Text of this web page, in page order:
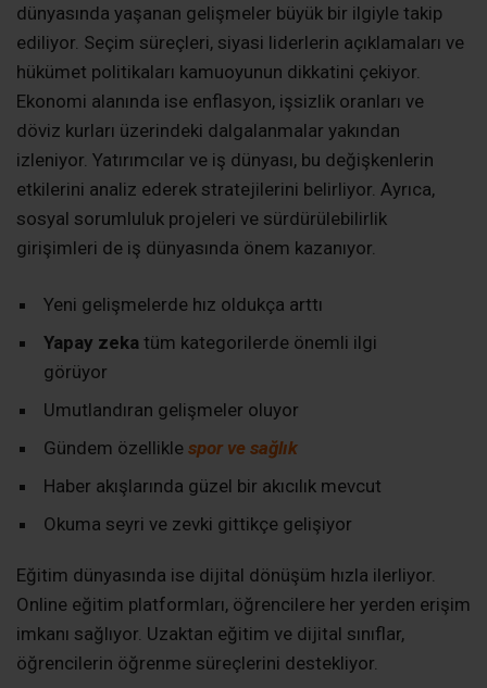
dünyasında yaşanan gelişmeler büyük bir ilgiyle takip
ediliyor. Seçim süreçleri, siyasi liderlerin açıklamaları ve
hükümet politikaları kamuoyunun dikkatini çekiyor.
Ekonomi alanında ise enflasyon, işsizlik oranları ve
döviz kurları üzerindeki dalgalanmalar yakından
izleniyor. Yatırımcılar ve iş dünyası, bu değişkenlerin
etkilerini analiz ederek stratejilerini belirliyor. Ayrıca,
sosyal sorumluluk projeleri ve sürdürülebilirlik
girişimleri de iş dünyasında önem kazanıyor.
Yeni gelişmelerde hız oldukça arttı
Yapay zeka tüm kategorilerde önemli ilgi
görüyor
Umutlandıran gelişmeler oluyor
Gündem özellikle spor ve sağlık
Haber akışlarında güzel bir akıcılık mevcut
Okuma seyri ve zevki gittikçe gelişiyor
Eğitim dünyasında ise dijital dönüşüm hızla ilerliyor.
Online eğitim platformları, öğrencilere her yerden erişim
imkanı sağlıyor. Uzaktan eğitim ve dijital sınıflar,
öğrencilerin öğrenme süreçlerini destekliyor.